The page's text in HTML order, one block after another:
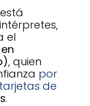
el
, quien
por
de
.